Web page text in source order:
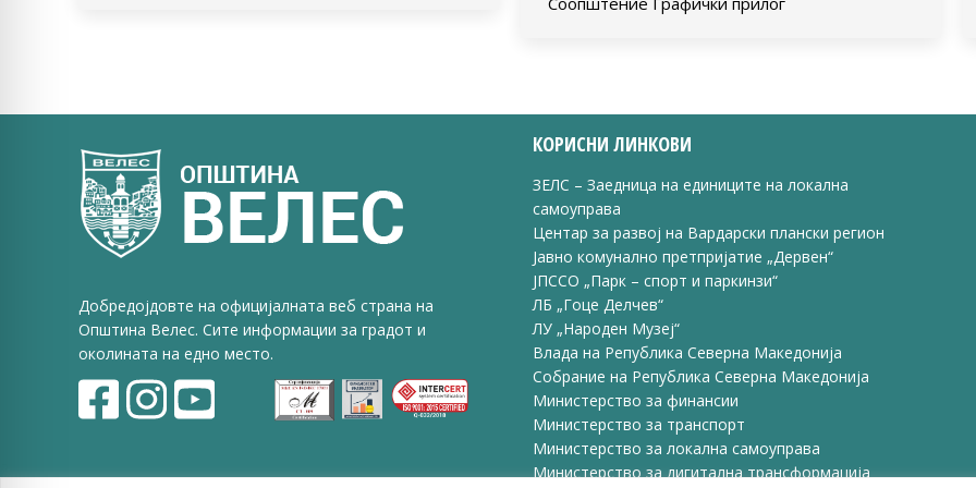
Добредојдовте на официјалната веб страна на
Општина Велес. Сите информации за градот и
околината на едно место.
КОРИСНИ ЛИНКОВИ
ЗЕЛС – Заедница на единиците на локална
самоуправа
Центар за развој на Вардарски плански регион
Јавно комунално претпријатие „Дервен“
ЈПССО „Парк – спорт и паркинзи“
ЛБ „Гоце Делчев“
ЛУ „Народен Музеј“
Влада на Република Северна Македонија
Собрание на Република Северна Македонија
Министерство за финансии
Министерство за транспорт
Министерство за локална самоуправа
Министерство за дигитална трансформација